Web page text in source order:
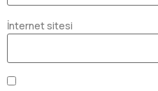
İnternet sitesi